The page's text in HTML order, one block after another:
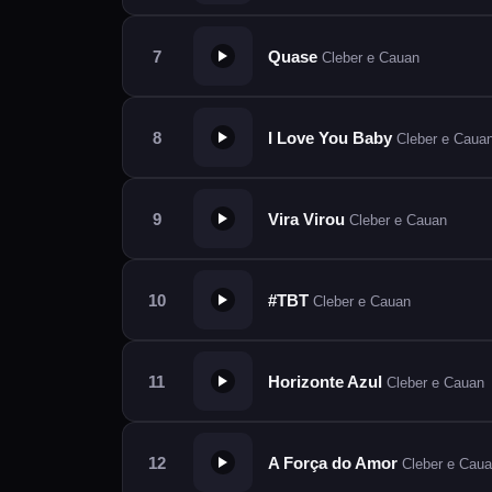
Quase Cleber e Cauan
I Love You BabyCleber e
Vira VirouCleber e Cauan
#TBT Cleber e Cauan
Horizonte Azul Cleber e Cauan
A Força do AmorCleber e